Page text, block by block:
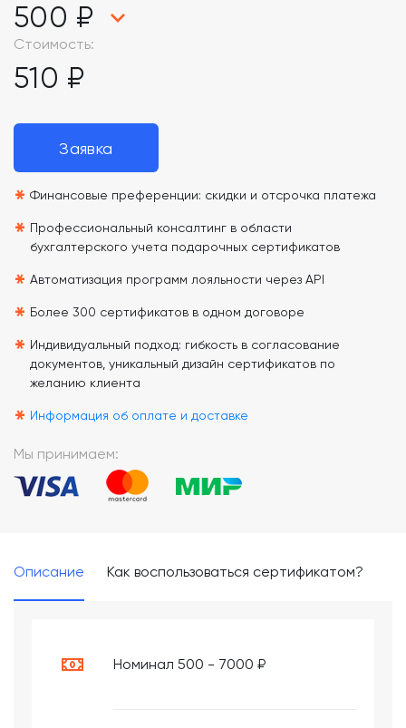
500 ₽
Стоимость:
510 ₽
Заявка
* Финансовые преференции: скидки и отсрочка платежа
* Профессиональный консалтинг в области
бухгалтерского учета подарочных сертификатов
* Автоматизация программ лояльности через API
* Более 300 сертификатов в одном договоре
* Индивидуальный подход: гибкость в согласование
документов, уникальный дизайн сертификатов по
желанию клиента
* Информация об оплате и доставке
Мы принимаем:
Описание Как воспользоваться сертификатом?
Номинал 500 - 7000 ₽